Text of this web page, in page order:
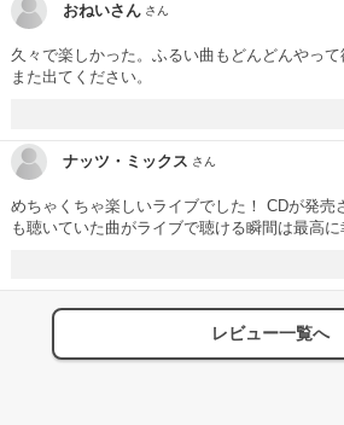
おねいさん さん
久々で楽しかった。ふるい曲もどんどんやっ
また出てください。
ナッツ・ミックス さん
めちゃくちゃ楽しいライブでした！ CDが発売
も聴いていた曲がライブで聴ける瞬間は最高
ったです。 それと、青森でしか味わえないMC
て、笑いっぱなしでした。 毎年聞けるわさおとさわおのファンタジ
ー、今年は大好きなラジオ番組に真鍋さんとシ
してくれたおかげで、その話も聞けたことも嬉
おさんが何度も、青森すきだわ〜とおっしゃっ
レビュー一覧へ